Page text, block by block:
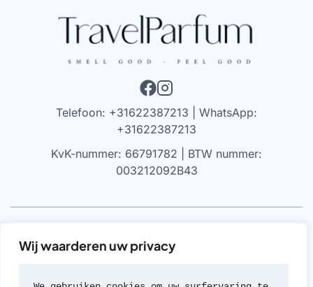
Wij waarderen uw privacy
Telefoon: +31622387213 | WhatsApp:
+31622387213
KvK-nummer: 66791782 | BTW nummer:
003212092B43
VRIJWARING
gekocht bij geautoriseerde leveranciers of van de